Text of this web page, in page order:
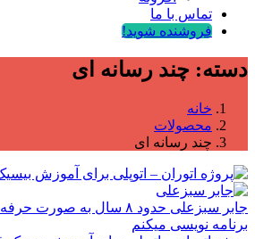
تماس با ما
فروشنده شوید!
دسته: چند رسانه ای
خانه
محصولات
چند رسانه ای
جابر سبزعلی
حدود ۸ سال به صورت
برنامه نویسی میکنم